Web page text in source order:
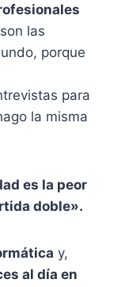
las
porque
para
la misma
es la peor
doble».
y,
al día en